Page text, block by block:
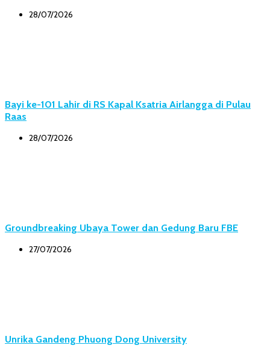
28/07/2026
Bayi ke-101 Lahir di RS Kapal Ksatria Airlangga di Pulau
Raas
28/07/2026
Groundbreaking Ubaya Tower dan Gedung Baru FBE
27/07/2026
Unrika Gandeng Phuong Dong University